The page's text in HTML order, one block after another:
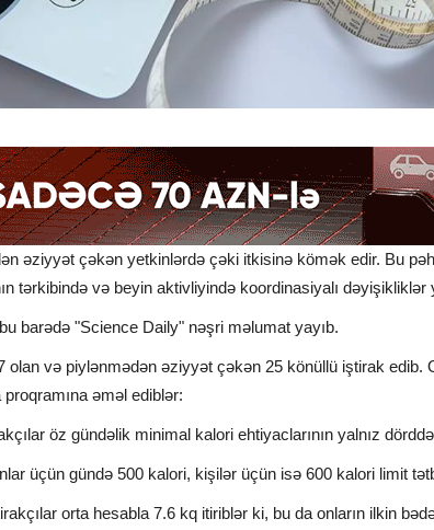
əziyyət çəkən yetkinlərdə çəki itkisinə kömək edir. Bu
tərkibində və beyin aktivliyində koordinasiyalı dəyişikliklər
barədə "Science Daily" nəşri məlumat yayıb.
olan və piylənmədən əziyyət çəkən 25 könüllü iştirak edib.
əməl ediblər:
öz gündəlik minimal kalori ehtiyaclarının yalnız
üçün gündə 500 kalori, kişilər üçün isə 600 kalori limit
orta hesabla 7.6 kq itiriblər ki, bu da onların ilkin